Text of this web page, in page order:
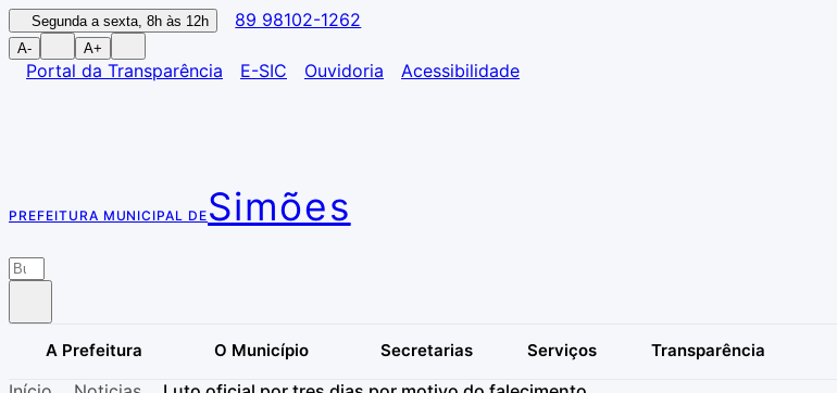
Segunda a sexta, 8h às 12h 89 98102-1262
A- A+
Portal da Transparência E-SIC Ouvidoria Acessibilidade
PREFEITURA MUNICIPAL DE Simões
A Prefeitura O Município Secretarias Serviços Transparência